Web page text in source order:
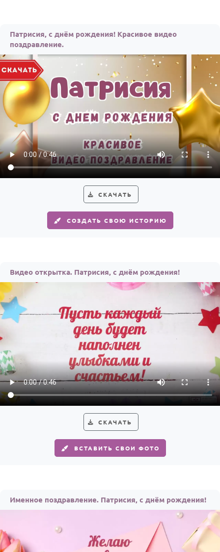
Патрисия, с днём рождения! Красивое видео
поздравление.
СКАЧАТЬ
СОЗДАТЬ СВОЮ ИСТОРИЮ
Видео открытка. Патрисия, с днём рождения!
СКАЧАТЬ
ВСТАВИТЬ СВОИ ФОТО
Именное поздравление. Патрисия, с днём рождения!